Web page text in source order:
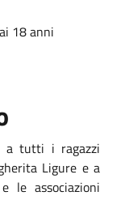
18 anni
a tutti i ragazzi
Ligure e a
le associazioni